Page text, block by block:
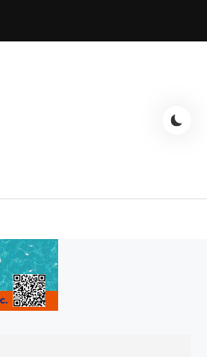
showbizz, podcast, chismes y